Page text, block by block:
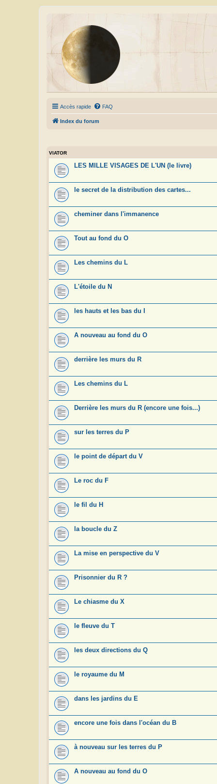
Accès rapide FAQ
Index du forum
VIATOR
LES MILLE VISAGES DE L'UN (le livre)
le secret de la distribution des cartes...
cheminer dans l'immanence
Tout au fond du O
Les chemins du L
L'étoile du N
les hauts et les bas du I
A nouveau au fond du O
derrière les murs du R
Les chemins du L
Derrière les murs du R (encore une fois...)
sur les terres du P
le point de départ du V
Le roc du F
le fil du H
la boucle du Z
La mise en perspective du V
Prisonnier du R ?
Le chiasme du X
le fleuve du T
les deux directions du Q
le royaume du M
dans les jardins du E
encore une fois dans l'océan du B
à nouveau sur les terres du P
A nouveau au fond du O